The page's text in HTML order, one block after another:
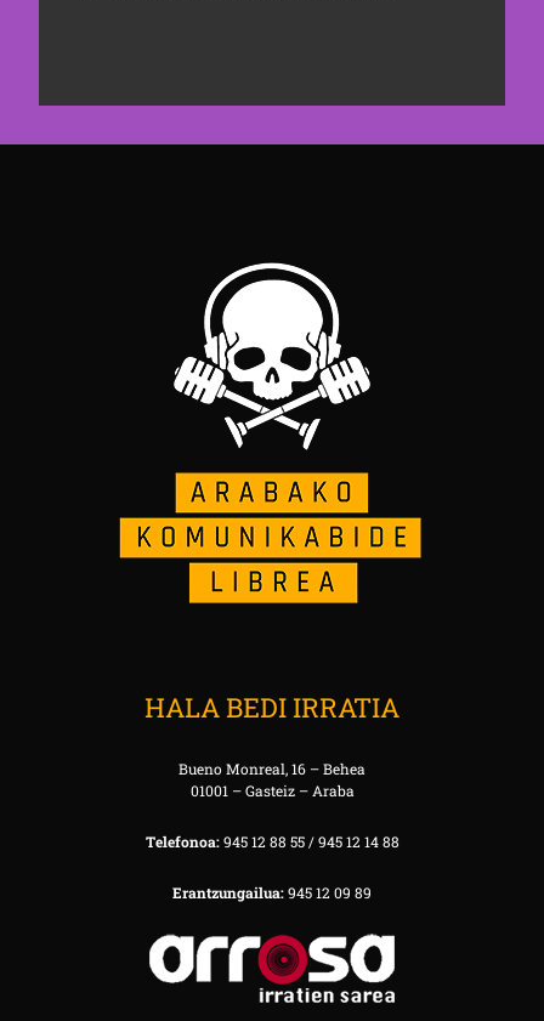
HALA BEDI IRRATIA
Bueno Monreal, 16 – Behea
01001 – Gasteiz – Araba
Telefonoa:945 12 88 55 / 945 12 14 88
Erantzungailua:945 12 09 89